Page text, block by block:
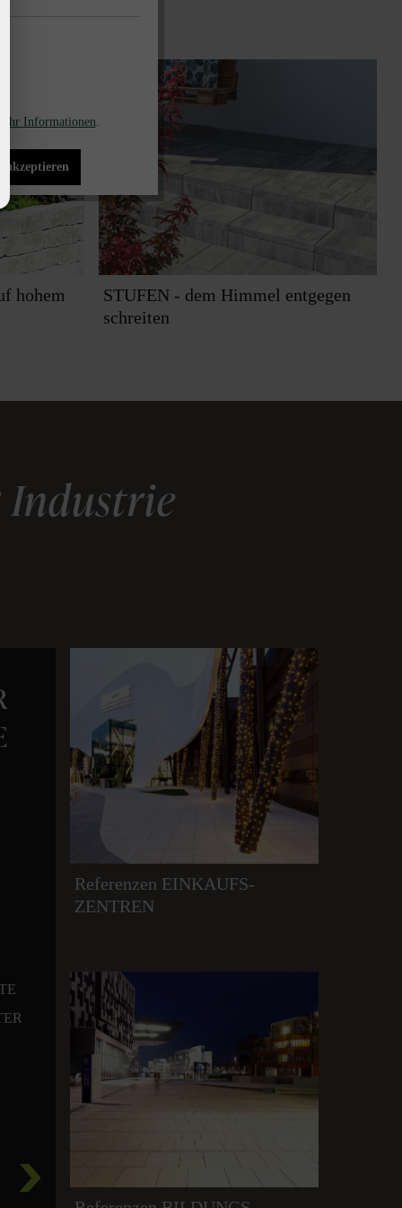
hohem
STUFEN - dem Himmel entgegen
schreiten
Referenzen EINKAUFS-
ZENTREN
Mehr Informationen.
akzeptieren